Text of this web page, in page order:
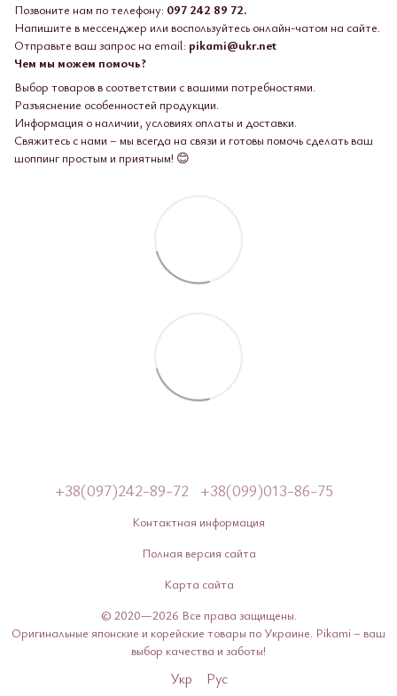
Позвоните нам по телефону: 097 242 89 72.
Напишите в мессенджер или воспользуйтесь онлайн-чатом на сайте.
Отправьте ваш запрос на email: pikami@ukr.net
Чем мы можем помочь?
Выбор товаров в соответствии с вашими потребностями.
Разъяснение особенностей продукции.
Информация о наличии, условиях оплаты и доставки.
Свяжитесь с нами – мы всегда на связи и готовы помочь сделать ваш
шоппинг простым и приятным! 😊
+38(097)242-89-72 +38(099)013-86-75
Контактная информация
Полная версия сайта
Карта сайта
© 2020—2026 Все права защищены.
Оригинальные японские и корейские товары по Украине. Pikami – ваш
выбор качества и заботы!
Укр Рус